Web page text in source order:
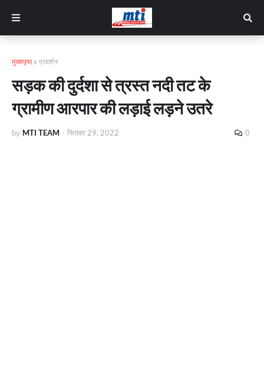
मुख्यपृष्ठ प्रदर्शन
सड़क की दुर्दशा से त्रस्त नदी तट के
ग्रामीण आरपार की लड़ाई लड़ने उतरे
by MTI TEAM - सितंबर 29, 2022 0